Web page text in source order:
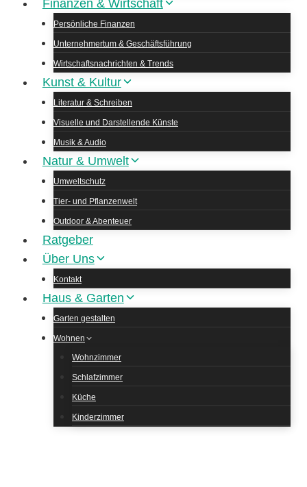
Finanzen & Wirtschaft
Persönliche Finanzen
Unternehmertum & Geschäftsführung
Wirtschaftsnachrichten & Trends
Kunst & Kultur
Literatur & Schreiben
Visuelle und Darstellende Künste
Musik & Audio
Natur & Umwelt
Umweltschutz
Tier- und Pflanzenwelt
Outdoor & Abenteuer
Ratgeber
Über Uns
Kontakt
Haus & Garten
Garten gestalten
Wohnen
Wohnzimmer
Schlafzimmer
Küche
Kinderzimmer